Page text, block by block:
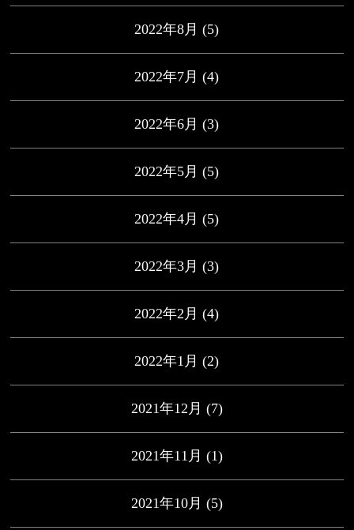
2022年8月 (5)
2022年7月 (4)
2022年6月 (3)
2022年5月 (5)
2022年4月 (5)
2022年3月 (3)
2022年2月 (4)
2022年1月 (2)
2021年12月 (7)
2021年11月 (1)
2021年10月 (5)